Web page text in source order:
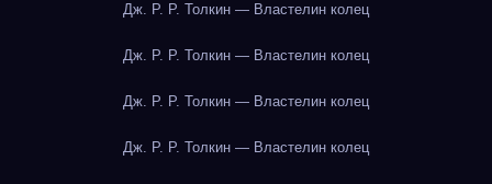
Дж. Р. Р. Толкин — Властелин колец
Дж. Р. Р. Толкин — Властелин колец
Дж. Р. Р. Толкин — Властелин колец
Дж. Р. Р. Толкин — Властелин колец